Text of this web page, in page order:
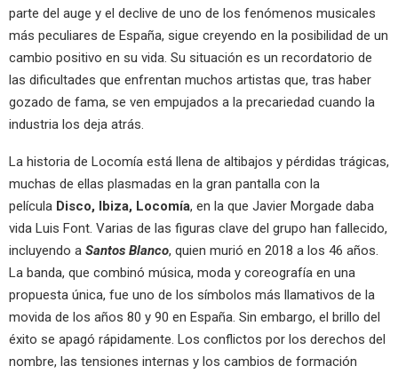
parte del auge y el declive de uno de los fenómenos musicales
más peculiares de España, sigue creyendo en la posibilidad de un
cambio positivo en su vida. Su situación es un recordatorio de
las dificultades que enfrentan muchos artistas que, tras haber
gozado de fama, se ven empujados a la precariedad cuando la
industria los deja atrás.
La historia de Locomía está llena de altibajos y pérdidas trágicas,
muchas de ellas plasmadas en la gran pantalla con la
película Disco, Ibiza, Locomía, en la que Javier Morgade daba
vida Luis Font. Varias de las figuras clave del grupo han fallecido,
incluyendo a Santos Blanco, quien murió en 2018 a los 46 años.
La banda, que combinó música, moda y coreografía en una
propuesta única, fue uno de los símbolos más llamativos de la
movida de los años 80 y 90 en España. Sin embargo, el brillo del
éxito se apagó rápidamente. Los conflictos por los derechos del
nombre, las tensiones internas y los cambios de formación